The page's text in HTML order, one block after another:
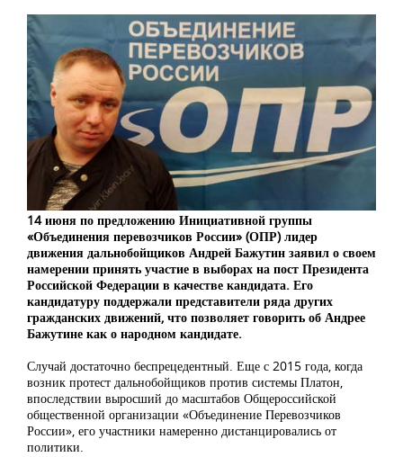
14 июня по предложению Инициативной группы
«Объединения перевозчиков России» (ОПР) лидер
движения дальнобойщиков Андрей Бажутин заявил о своем
намерении принять участие в выборах на пост Президента
Российской Федерации в качестве кандидата. Его
кандидатуру поддержали представители ряда других
гражданских движений, что позволяет говорить об Андрее
Бажутине как о народном кандидате.
Случай достаточно беспрецедентный. Еще с 2015 года, когда
возник протест дальнобойщиков против системы Платон,
впоследствии выросший до масштабов Общероссийской
общественной организации «Объединение Перевозчиков
России», его участники намеренно дистанцировались от
политики.